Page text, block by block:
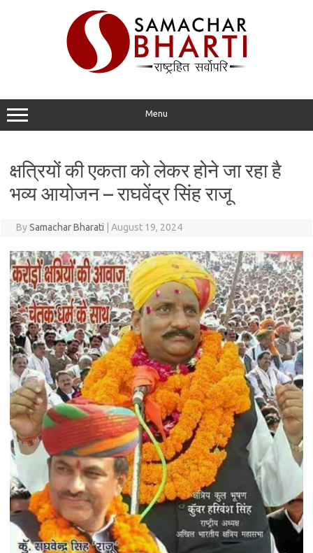
Menu
क्षत्रियों की एकता को लेकर होने जा रहा है
भव्य आयोजन – राघवेंद्र सिंह राजू
BySamachar Bharati August 19, 2024